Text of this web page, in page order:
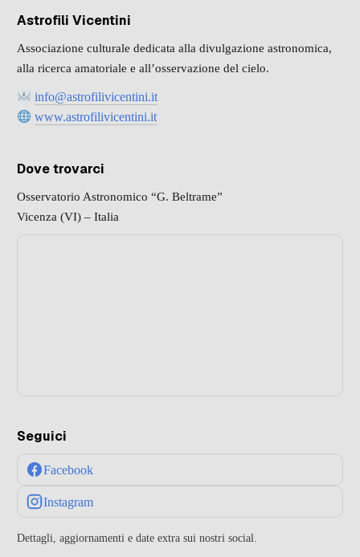
Astrofili Vicentini
Associazione culturale dedicata alla divulgazione astronomica,
alla ricerca amatoriale e all’osservazione del cielo.
info@astrofilivicentini.it
www.astrofilivicentini.it
Dove trovarci
Osservatorio Astronomico “G. Beltrame”
Vicenza (VI) – Italia
Seguici
Facebook
Instagram
Dettagli, aggiornamenti e date extra sui nostri social.